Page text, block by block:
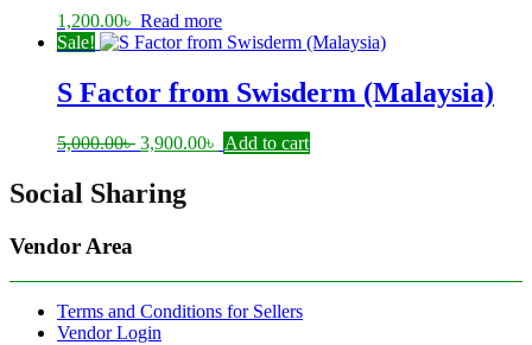
1,200.00৳ Read more
Sale!
S Factor from Swisderm (Malaysia)
5,000.00৳ Original
was:
5,000.00৳ .
3,900.00৳
Current
Add to cart
Social Sharing
Vendor Area
Terms and Conditions for Sellers
Vendor Login